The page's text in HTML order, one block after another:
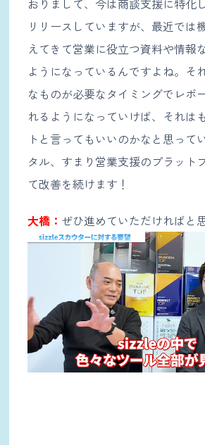
リリースしていますが、最近では
えてきて営業に役立つ資料や情報
ようになっているんですよね。そ
なものが必要なタイミングでレポ
れるようになっていけば、それは
トと言ってもいいのかなと思って
タル、すまり営業支援のプラット
て改善を続けます！
大橋： ぜひ進めていただければと